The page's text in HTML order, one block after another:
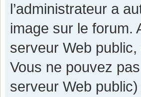
l’administrateur a
image sur le forum.
serveur Web
Vous ne pouvez
serveur Web